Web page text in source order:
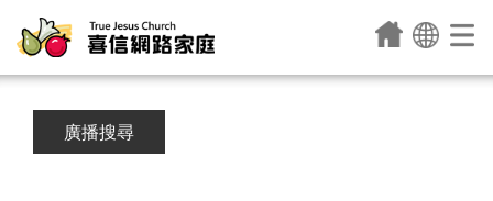
廣播搜尋